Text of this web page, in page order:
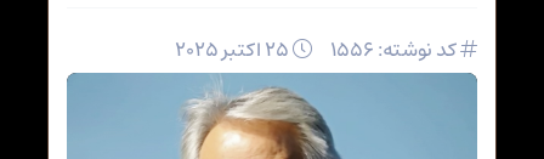
کد نوشته: 1556